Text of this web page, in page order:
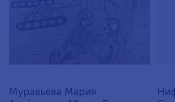
Муравьёва Мария